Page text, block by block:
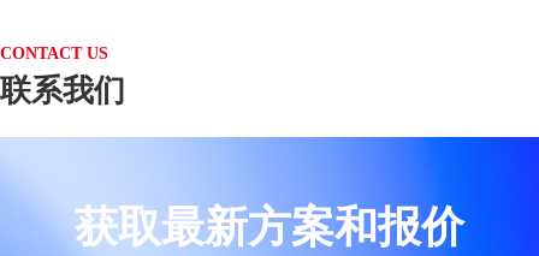
CONTACT US
联系我们
获取最新方案和报价